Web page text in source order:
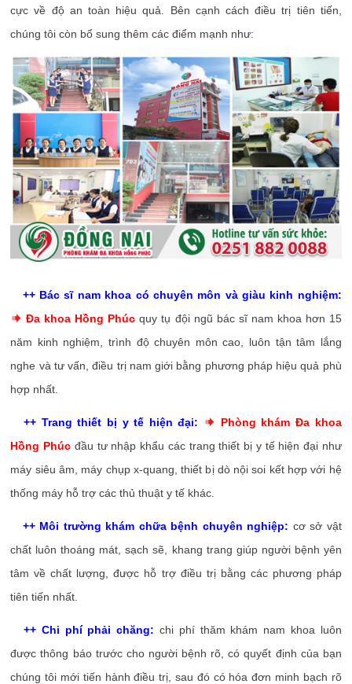
cực về độ an toàn hiệu quả. Bên cạnh cách điều trị tiên tiến,
chúng tôi còn bổ sung thêm các điểm mạnh như:
++ Bác sĩ nam khoa có chuyên môn và giàu kinh nghiệm:
Đa khoa Hồng Phúc quy tụ đội ngũ bác sĩ nam khoa hơn 15
năm kinh nghiệm, trình độ chuyên môn cao, luôn tận tâm lắng
nghe và tư vấn, điều trị nam giới bằng phương pháp hiệu quả phù
hợp nhất.
++ Trang thiết bị y tế hiện đại:
Phòng khám Đa khoa
Hồng Phúc đầu tư nhập khẩu các trang thiết bị y tế hiện đại như
máy siêu âm, máy chụp x-quang, thiết bị dò nội soi kết hợp với hệ
thống máy hỗ trợ các thủ thuật y tế khác.
++ Môi trường khám chữa bệnh chuyên nghiệp: cơ sở vật
chất luôn thoáng mát, sạch sẽ, khang trang giúp người bệnh yên
tâm về chất lượng, được hỗ trợ điều trị bằng các phương pháp
tiên tiến nhất.
++ Chi phí phải chăng:chi phí thăm khám nam khoa luôn
được thông báo trước cho người bệnh rõ, có quyết định của bạn
chúng tôi mới tiến hành điều trị, sau đó có hóa đơn minh bạch rõ